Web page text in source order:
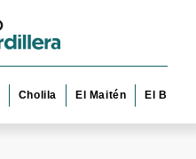
Cholila El Maitén El Bolsón